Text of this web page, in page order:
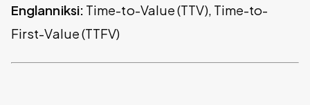
Englanniksi: Time-to-Value (TTV), Time-to-
First-Value (TTFV)